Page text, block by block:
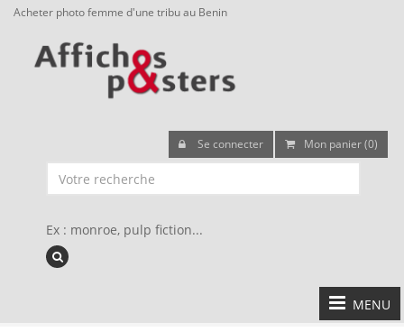
Acheter photo femme d'une tribu au Benin
Se connecter Mon panier (0)
Ex : monroe, pulp fiction...
MENU